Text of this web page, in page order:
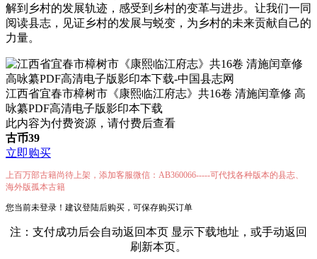
解到乡村的发展轨迹，感受到乡村的变革与进步。让我们一同
阅读县志，见证乡村的发展与蜕变，为乡村的未来贡献自己的
力量。
江西省宜春市樟树市《康熙临江府志》共16卷 清施闰章修 高
咏纂PDF高清电子版影印本下载
此内容为付费资源，请付费后查看
古币39
立即购买
上百万部古籍尚待上架，添加客服微信：AB360066-----可代找各种版本的县志、
海外版孤本古籍
您当前未登录！建议登陆后购买，可保存购买订单
注：支付成功后会自动返回本页 显示下载地址，或手动返回
刷新本页。